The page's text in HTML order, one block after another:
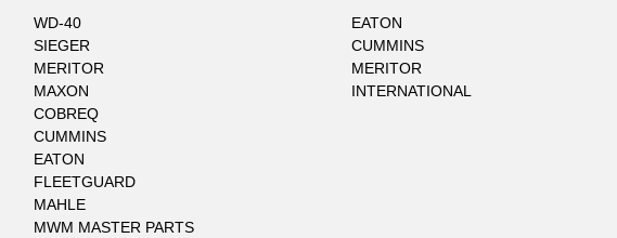
WD-40
SIEGER
MERITOR
MAXON
COBREQ
CUMMINS
EATON
FLEETGUARD
MAHLE
MWM MASTER PARTS
EATON
CUMMINS
MERITOR
INTERNATIONAL